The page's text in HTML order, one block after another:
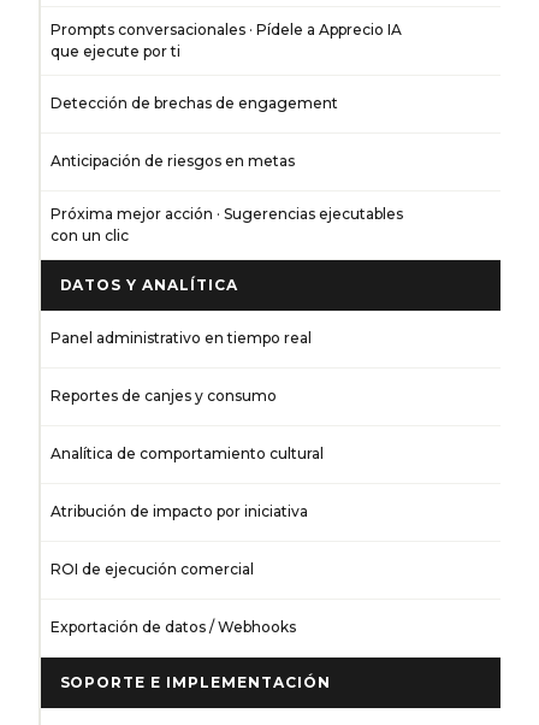
Prompts conversacionales · Pídele a Apprecio IA
que ejecute por ti
Detección de brechas de engagement
Anticipación de riesgos en metas
Próxima mejor acción · Sugerencias ejecutables
con un clic
DATOS Y ANALÍTICA
Panel administrativo en tiempo real
Reportes de canjes y consumo
Analítica de comportamiento cultural
Atribución de impacto por iniciativa
ROI de ejecución comercial
Exportación de datos / Webhooks
SOPORTE E IMPLEMENTACIÓN